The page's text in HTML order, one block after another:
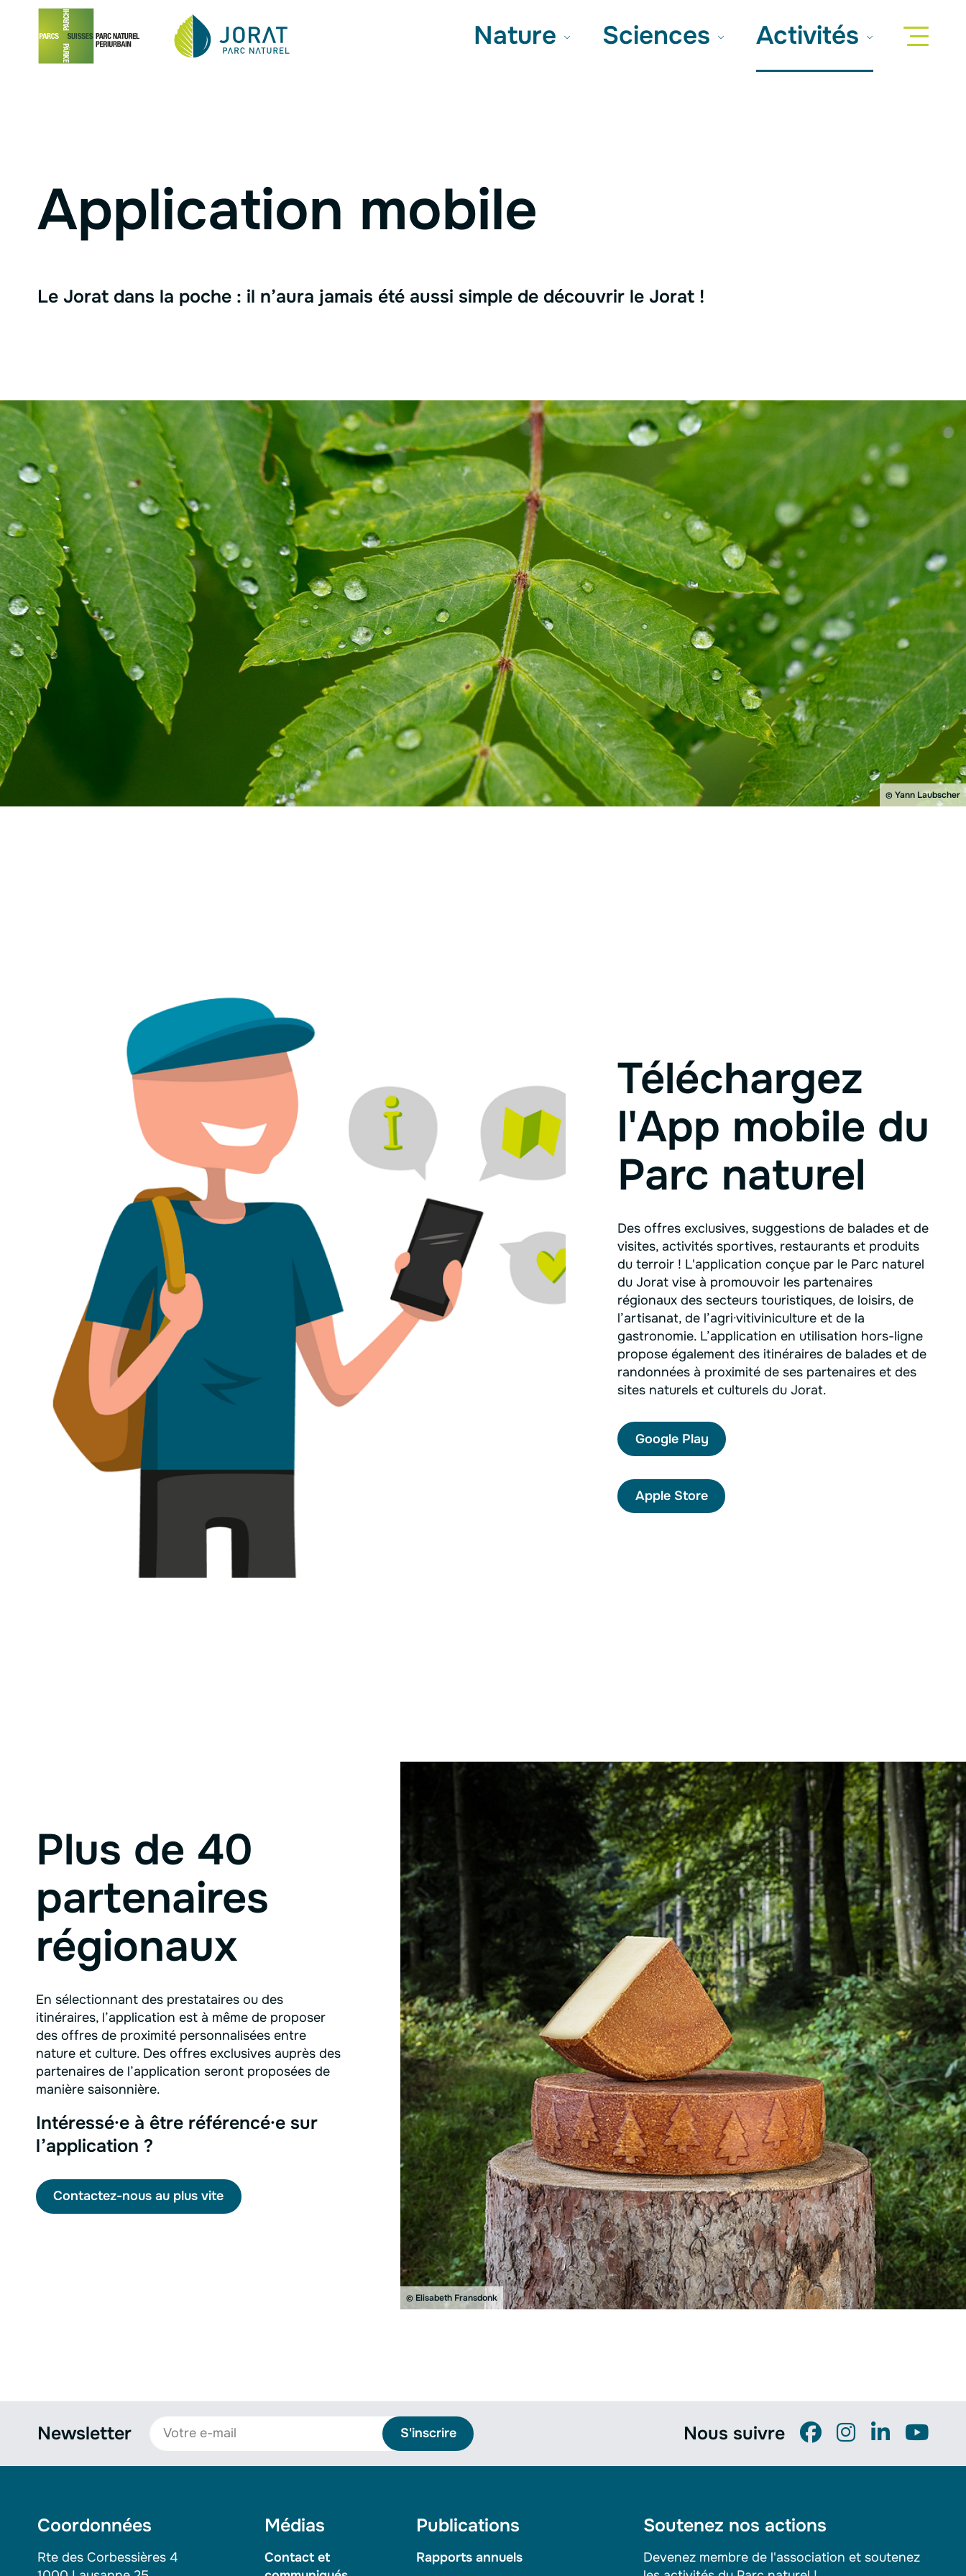
Navigation interne
Menu
Contenu
Pied de page
Nature Sciences Activités
Application mobile
Le Jorat dans la poche : il n’aura jamais été aussi simple de découvrir le Jorat !
© Yann Laubscher
Téléchargez
l'App mobile du
Parc naturel
Des offres exclusives, suggestions de balades et de
visites, activités sportives, restaurants et produits
du terroir ! L'application conçue par le Parc naturel
du Jorat vise à promouvoir les partenaires
régionaux des secteurs touristiques, de loisirs, de
l’artisanat, de l’agri·vitiviniculture et de la
gastronomie. L’application en utilisation hors-ligne
propose également des itinéraires de balades et de
randonnées à proximité de ses partenaires et des
sites naturels et culturels du Jorat.
Google Play
Apple Store
Plus de 40
partenaires
régionaux
En sélectionnant des prestataires ou des
itinéraires, l’application est à même de proposer
des offres de proximité personnalisées entre
nature et culture. Des offres exclusives auprès des
partenaires de l’application seront proposées de
manière saisonnière.
Intéressé·e à être référencé·e sur
l’application ?
Contactez-nous au plus vite
©Elisabeth Fransdonk
Newsletter S'inscrire Nous suivre
Coordonnées
Rte des Corbessières 4
Médias
Contact et
Publications
Rapports annuels
Soutenez nos actions
Devenez membre de l'association et soutenez